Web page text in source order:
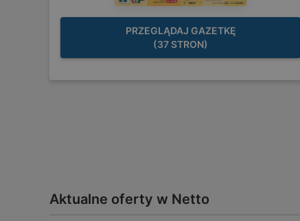
PRZEGLĄDAJ GAZETKĘ
(37 STRON)
Aktualne oferty w Netto